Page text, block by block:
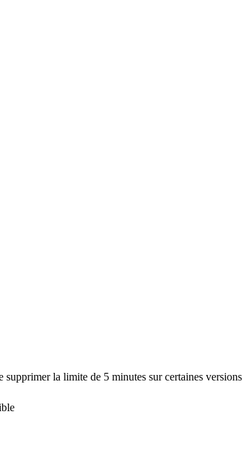
la limite de 5 minutes sur certaines